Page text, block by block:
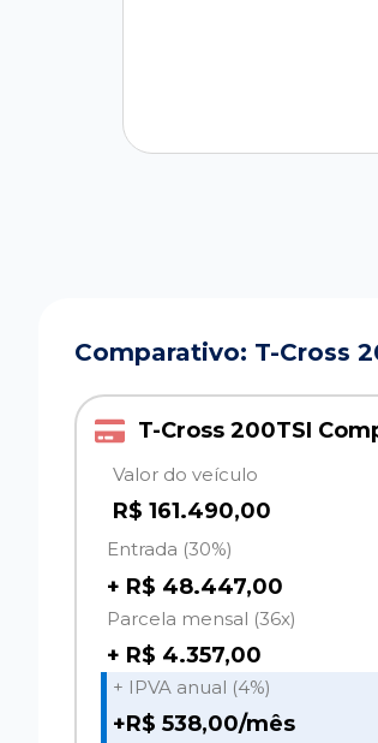
Comparativo: T-Cross
T-Cross 200TSI
Valor do veículo
R$ 161.490,00
Entrada (30%)
+ R$ 48.447,00
Parcela mensal (36x)
+ R$ 4.357,00
+ IPVA anual (4%)
+R$ 538,00/mês